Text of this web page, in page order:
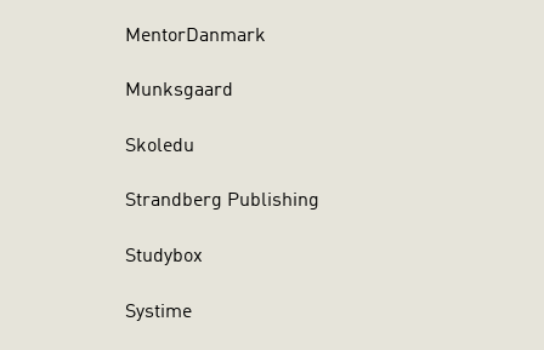
MentorDanmark
Munksgaard
Skoledu
Strandberg Publishing
Studybox
Systime